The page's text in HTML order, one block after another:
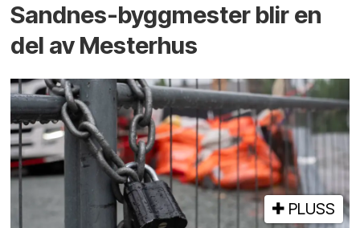
Sandnes-byggmester blir en
del av Mesterhus
PLUSS